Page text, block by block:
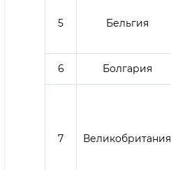
5 Бельгия
6 Болгария
7 Великобритания